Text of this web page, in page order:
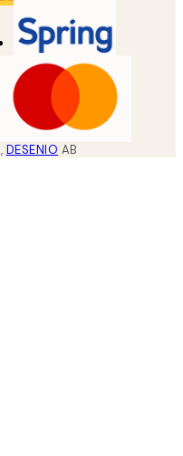
, DESENIO AB